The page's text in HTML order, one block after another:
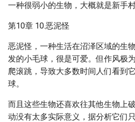
一种很弱小的生物，大概就是新手
第10章 10.恶泥怪
恶泥怪，一种生活在沼泽区域的生
发的小毛球，很是可爱。但作风极
爬滚跳，导致大多数时间人们看到
球。
而且这些生物还喜欢往其他生物上
动没有太多实际意义，据分析它们